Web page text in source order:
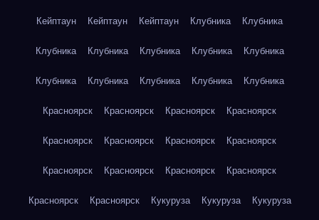
Кейптаун Кейптаун Кейптаун Клубника Клубника
Клубника Клубника Клубника Клубника Клубника
Клубника Клубника Клубника Клубника Клубника
Красноярск Красноярск Красноярск Красноярск
Красноярск Красноярск Красноярск Красноярск
Красноярск Красноярск Красноярск Красноярск
Красноярск Красноярск Кукуруза Кукуруза Кукуруза